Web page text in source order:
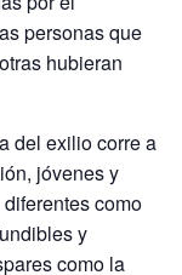
personas que
hubieran
del exilio corre a
jóvenes y
como
y
como la